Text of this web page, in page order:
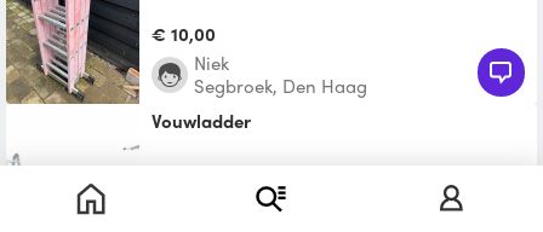
€ 10,00
Niek
Segbroek, Den Haag
Vouwladder